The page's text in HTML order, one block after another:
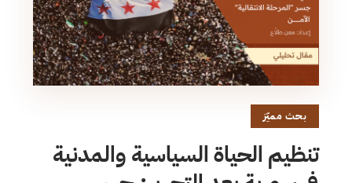
بحث مميّز
تنظيم الحياة السياسية والمدنية